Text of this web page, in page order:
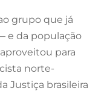
grupo que já
e da população
para
norte-
Justiça brasileira